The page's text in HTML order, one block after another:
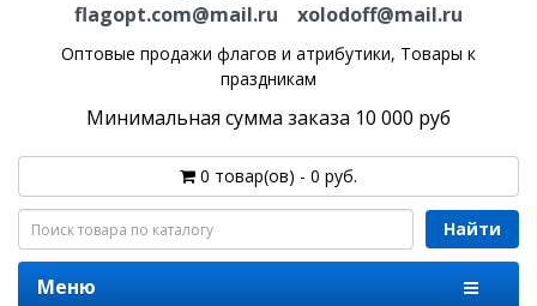
flagopt.com@mail.ru
xolodoff@mail.ru
Оптовые продажи флагов и атрибутики, Товары к
праздникам
Минимальная сумма заказа 10 000 руб
0 товар(ов) - 0 руб.
Найти
Меню